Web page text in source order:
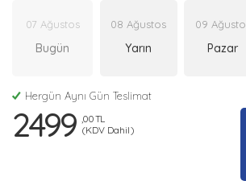
07 Ağustos
Bugün
08 Ağustos
Yarın
09
Pazar
Hergün Aynı Gün Teslimat
2499 ,00 TL
(KDV Dahil)